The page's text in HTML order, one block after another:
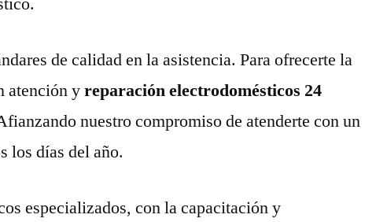
de calidad en la asistencia. Para ofrecerte la
atención yreparación electrodomésticos 24
nuestro compromiso de atenderte con un
los días del año.
especializados, con la capacitación y